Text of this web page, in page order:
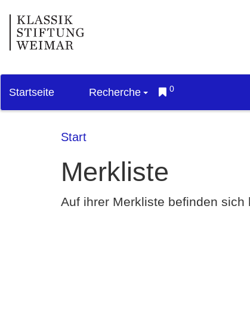
Startseite Recherche 0
Start
Merkliste
Auf ihrer Merkliste befinden sich